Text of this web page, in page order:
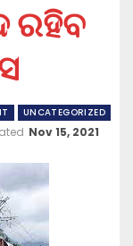
ରହିବ
UNCATEGORIZED
Nov 15, 2021